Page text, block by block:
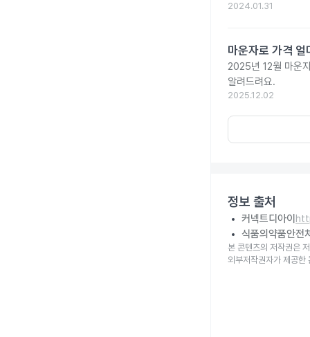
2024.01.31
마운자로 가격
2025년 12월 마운
알려드려요.
2025.12.02
정보 출처
커넥트디아이
식품의약품안전
본 콘텐츠의 저작권은
외부저작권자가 제공한